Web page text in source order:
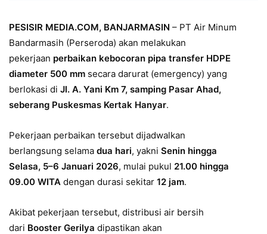
PESISIR MEDIA.COM, BANJARMASIN – PT Air Minum
Bandarmasih (Perseroda) akan melakukan
pekerjaan perbaikan kebocoran pipa transfer HDPE
diameter 500 mm secara darurat (emergency) yang
berlokasi di Jl. A. Yani Km 7, samping Pasar Ahad,
seberang Puskesmas Kertak Hanyar.
Pekerjaan perbaikan tersebut dijadwalkan
berlangsung selama dua hari, yakni Senin hingga
Selasa, 5–6 Januari 2026, mulai pukul 21.00 hingga
09.00 WITA dengan durasi sekitar 12 jam.
Akibat pekerjaan tersebut, distribusi air bersih
dari Booster Gerilya dipastikan akan